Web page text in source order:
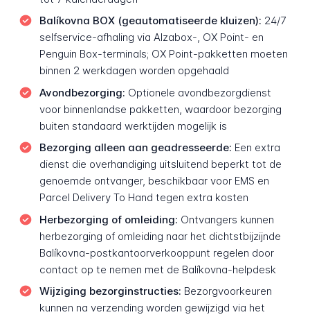
Balíkovna BOX (geautomatiseerde kluizen): 24/7
selfservice-afhaling via Alzabox-, OX Point- en
Penguin Box-terminals; OX Point-pakketten moeten
binnen 2 werkdagen worden opgehaald
Avondbezorging: Optionele avondbezorgdienst
voor binnenlandse pakketten, waardoor bezorging
buiten standaard werktijden mogelijk is
Bezorging alleen aan geadresseerde: Een extra
dienst die overhandiging uitsluitend beperkt tot de
genoemde ontvanger, beschikbaar voor EMS en
Parcel Delivery To Hand tegen extra kosten
Herbezorging of omleiding: Ontvangers kunnen
herbezorging of omleiding naar het dichtstbijzijnde
Balíkovna-postkantoorverkooppunt regelen door
contact op te nemen met de Balíkovna-helpdesk
Wijziging bezorginstructies: Bezorgvoorkeuren
kunnen na verzending worden gewijzigd via het